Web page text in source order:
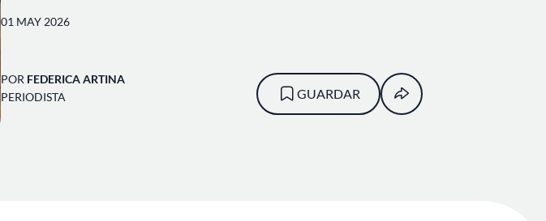
01 MAY 2026
POR FEDERICA ARTINA
PERIODISTA
GUARDAR